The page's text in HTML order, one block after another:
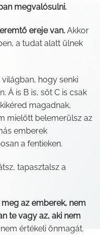
megvalósulni.
ereje van. Akkor
a tudat alatt ülnek
hogy senki
Á is B is, sőt C is csak
magadnak,
mielőtt belemerülsz az
emberek
a fentieken.
tapasztalsz a
az emberek, nem
te vagy az, aki nem
értékeli önmagát.